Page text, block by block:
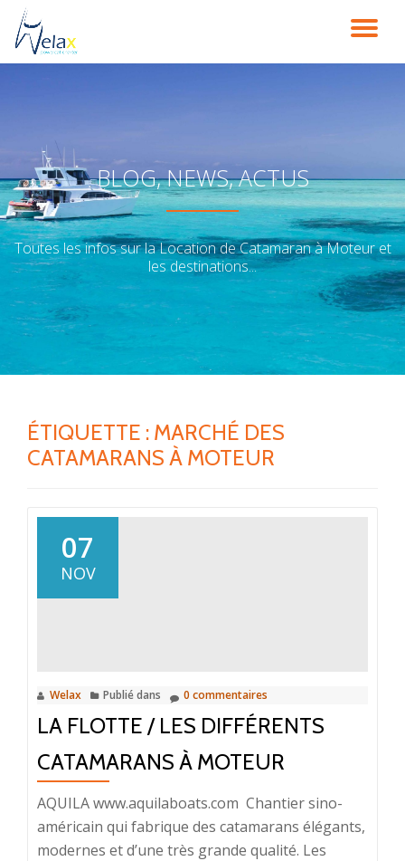
Aller
au
BLOG, NEWS, ACTUS
Toutes les infos sur la Location de Catamaran à Moteur et
les destinations...
ÉTIQUETTE : MARCHÉ DES
CATAMARANS À MOTEUR
07
NOV
Welax Publié dans 0 commentaires
LA FLOTTE / LES DIFFÉRENTS
CATAMARANS À MOTEUR
AQUILA www.aquilaboats.com Chantier sino-
américain qui fabrique des catamarans élégants,
modernes et d’une très grande qualité. Les